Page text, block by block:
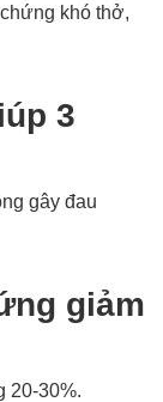
khó thở,
3
gây đau
giảm
20-30%.